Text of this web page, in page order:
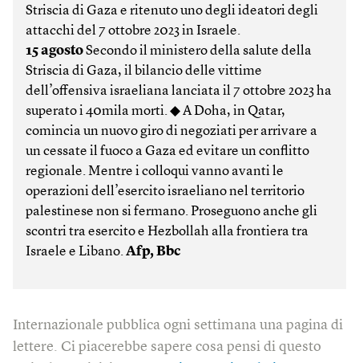
Striscia di Gaza e ritenuto uno degli ideatori degli
attacchi del 7 ottobre 2023 in Israele.
15 agostoSecondo il ministero della salute della
Striscia di Gaza, il bilancio delle vittime
dell’offensiva israeliana lanciata il 7 ottobre 2023 ha
superato i 40mila morti. ◆ A Doha, in Qatar,
comincia un nuovo giro di negoziati per arrivare a
un cessate il fuoco a Gaza ed evitare un conflitto
regionale. Mentre i colloqui vanno avanti le
operazioni dell’esercito israeliano nel territorio
palestinese non si fermano. Proseguono anche gli
scontri tra esercito e Hezbollah alla frontiera tra
Israele e Libano.Afp, Bbc
Internazionale pubblica ogni settimana una pagina di
lettere. Ci piacerebbe sapere cosa pensi di questo